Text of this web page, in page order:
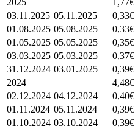
2025 1,77€
03.11.2025 05.11.2025 0,33€
01.08.2025 05.08.2025 0,33€
01.05.2025 05.05.2025 0,35€
03.03.2025 05.03.2025 0,37€
31.12.2024 03.01.2025 0,39€
2024
4,48€
02.12.2024 04.12.2024 0,40€
01.11.2024 05.11.2024 0,39€
01.10.2024 03.10.2024 0,39€